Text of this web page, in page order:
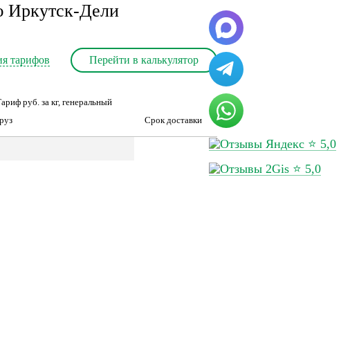
Иркутск-Дели
тарифов Перейти в калькулятор
руб. за кг, генеральный
Срок доставки
⭐ 5,0
⭐ 5,0